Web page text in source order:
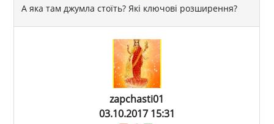
А яка там джумла стоїть? Які ключові розширення?
zapchasti01
03.10.2017 15:31